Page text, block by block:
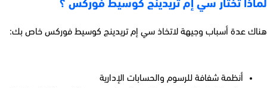
لماذا تختار سي إم تريدينج كوسيط فوركس ؟
هناك عدة أسباب وجيهة لاتخاذ سي إم تريدينج كوسيط فوركس خاص بك:
أنظمة شفافة للرسوم والحسابات الإدارية